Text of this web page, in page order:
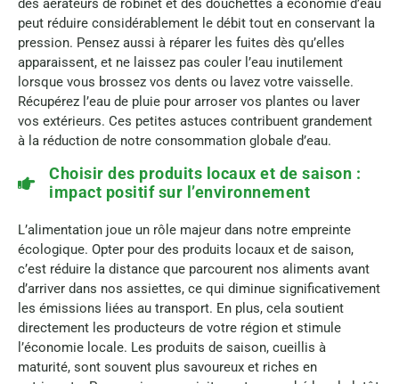
des aérateurs de robinet et des douchettes à économie d’eau
peut réduire considérablement le débit tout en conservant la
pression. Pensez aussi à réparer les fuites dès qu’elles
apparaissent, et ne laissez pas couler l’eau inutilement
lorsque vous brossez vos dents ou lavez votre vaisselle.
Récupérez l’eau de pluie pour arroser vos plantes ou laver
vos extérieurs. Ces petites astuces contribuent grandement
à la réduction de notre consommation globale d’eau.
Choisir des produits locaux et de saison :
impact positif sur l’environnement
L’alimentation joue un rôle majeur dans notre empreinte
écologique. Opter pour des produits locaux et de saison,
c’est réduire la distance que parcourent nos aliments avant
d’arriver dans nos assiettes, ce qui diminue significativement
les émissions liées au transport. En plus, cela soutient
directement les producteurs de votre région et stimule
l’économie locale. Les produits de saison, cueillis à
maturité, sont souvent plus savoureux et riches en